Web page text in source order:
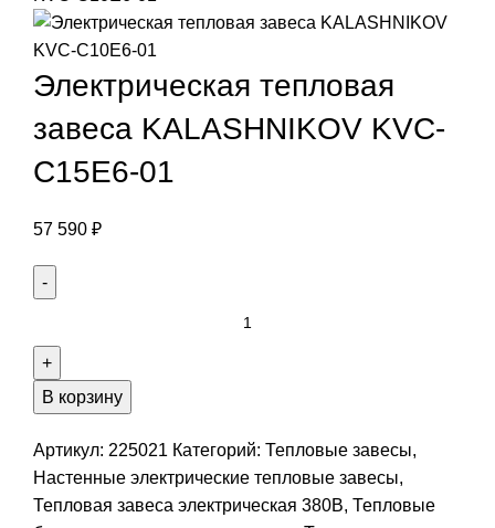
Электрическая тепловая
завеса KALASHNIKOV KVС-
C15E6-01
57 590 ₽
В корзину
Артикул: 225021 Категорий: Тепловые завесы,
Настенные электрические тепловые завесы,
Тепловая завеса электрическая 380В, Тепловые